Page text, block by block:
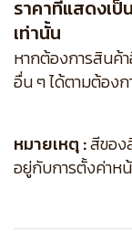
ราคาที่แสดงเ
เท่านั้น
หากต้องการสินค้
อื่น ๆ ได้ตามต้องก
หมายเหตุ :สีของ
อยู่กับการตั้งค่าห